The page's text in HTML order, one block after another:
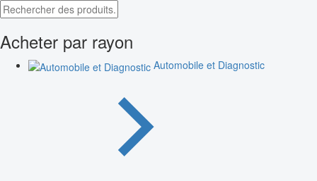
Acheter par rayon
Automobile et Diagnostic